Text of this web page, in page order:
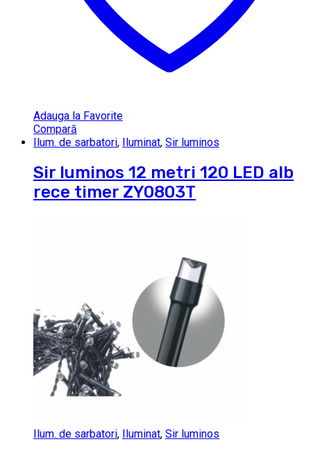
Adauga la Favorite
Compară
Ilum. de sarbatori, Iluminat, Sir luminos
Sir luminos 12 metri 120 LED alb
rece timer ZY0803T
Ilum. de sarbatori, Iluminat, Sir luminos